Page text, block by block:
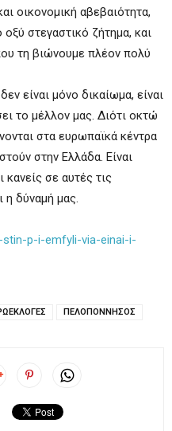
οικονομική αβεβαιότητα,
στεγαστικό ζήτημα, και
τη βιώνουμε πλέον πολύ
είναι μόνο δικαίωμα, είναι
το μέλλον μας. Διότι οκτώ
στα ευρωπαϊκά κέντρα
στην Ελλάδα. Είναι
κανείς σε αυτές τις
η δύναμή μας.
p-i-emfyli-via-einai-i-
ΠΕΛΟΠΟΝΝΗΣΟΣ